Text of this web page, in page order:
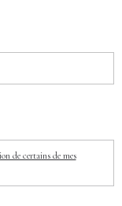
de certains de mes